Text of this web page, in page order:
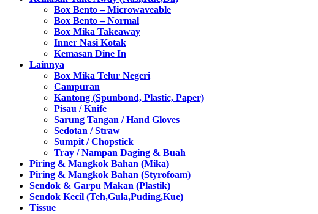
Box Bento – Microwaveable
Box Bento – Normal
Box Mika Takeaway
Inner Nasi Kotak
Kemasan Dine In
Lainnya
Box Mika Telur Negeri
Campuran
Kantong (Spunbond, Plastic, Paper)
Pisau / Knife
Sarung Tangan / Hand Gloves
Sedotan / Straw
Sumpit / Chopstick
Tray / Nampan Daging & Buah
Piring & Mangkok Bahan (Mika)
Piring & Mangkok Bahan (Styrofoam)
Sendok & Garpu Makan (Plastik)
Sendok Kecil (Teh,Gula,Puding,Kue)
Tissue